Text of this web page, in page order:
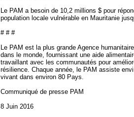
Le PAM a besoin de 10,2 millions $ pour
population locale vulnérable en Mauritanie
# # #
Le PAM est la plus grande Agence
dans le monde, fournissant une aide
travaillant avec les communautés pour
résilience. Chaque année, le PAM assiste
vivant dans environ 80 Pays.
Communiqué de presse PAM
8 Juin 2016